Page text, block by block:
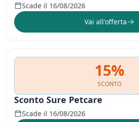
Scade il 16/08/2026
Vai all'offerta
15%
SCONTO
Sconto Sure Petcare
Scade il 16/08/2026